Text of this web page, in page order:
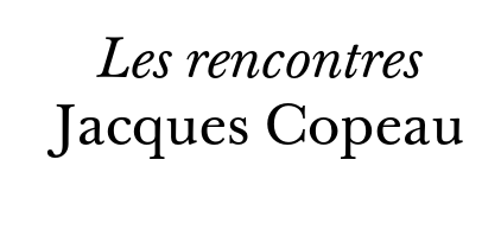
Les rencontres
Jacques Copeau